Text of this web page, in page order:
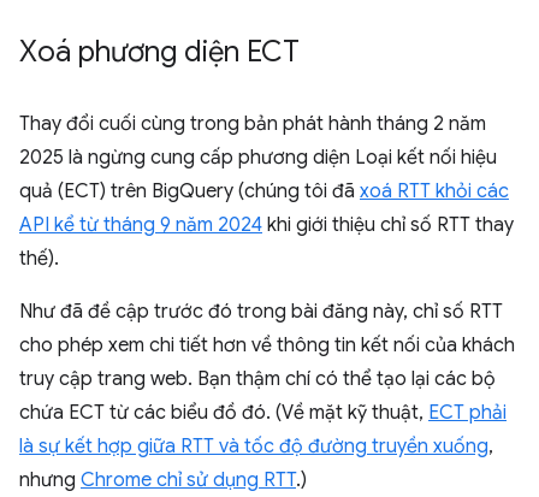
Xoá phương diện ECT
Thay đổi cuối cùng trong bản phát hành tháng 2 năm
2025 là ngừng cung cấp phương diện Loại kết nối hiệu
quả (ECT) trên BigQuery (chúng tôi đã xoá RTT khỏi các
API kể từ tháng 9 năm 2024 khi giới thiệu chỉ số RTT thay
thế).
Như đã đề cập trước đó trong bài đăng này, chỉ số RTT
cho phép xem chi tiết hơn về thông tin kết nối của khách
truy cập trang web. Bạn thậm chí có thể tạo lại các bộ
chứa ECT từ các biểu đồ đó. (Về mặt kỹ thuật, ECT phải
là sự kết hợp giữa RTT và tốc độ đường truyền xuống,
nhưng Chrome chỉ sử dụng RTT.)